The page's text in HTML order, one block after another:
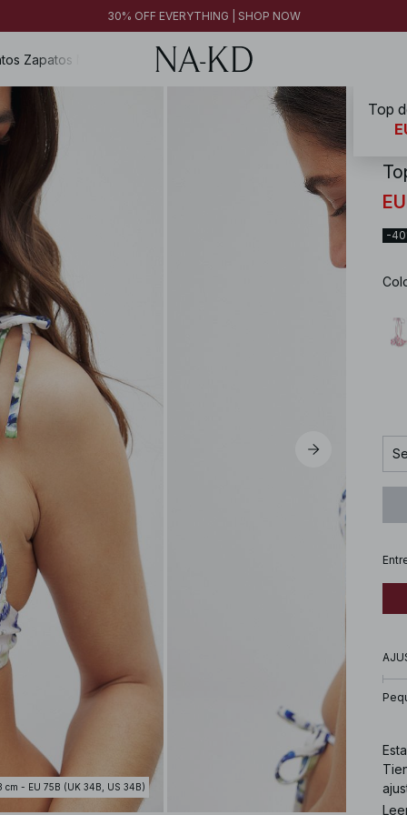
FINAL SALE | SHOP NOW
FINAL SALE | SHOP NOW
30% OFF EVERYTHING | SHOP NOW
Zapatos
cm - EU 75B (UK 34B, US 34B)
-
Top